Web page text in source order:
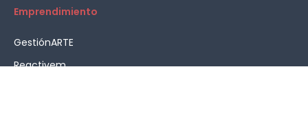
Emprendimiento
GestiónARTE
Reactivem